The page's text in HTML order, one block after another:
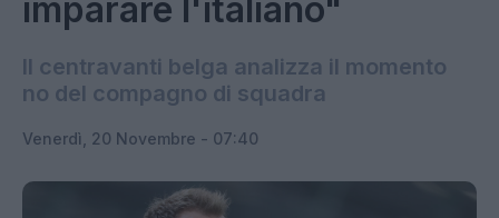
imparare l'italiano"
Il centravanti belga analizza il momento
no del compagno di squadra
Venerdì, 20 Novembre - 07:40